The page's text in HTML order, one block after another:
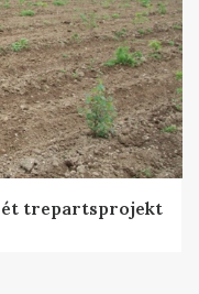
trepartsprojekt